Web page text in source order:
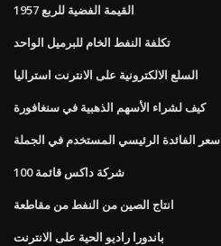
القيمة الفضية للربع 1957
تكلفة النفط الخام للبرميل الواحد
السلع الالكترونية على الانترنت استراليا
كيف لشراء الأسهم الذهبية في سنغافورة
سعر الفائدة الرئيسي المستخدم في الجملة
100 شركة داكس قائمة
انتاج الصين من النفط من مقاطعة
باندورا راديو الحية على الانترنت